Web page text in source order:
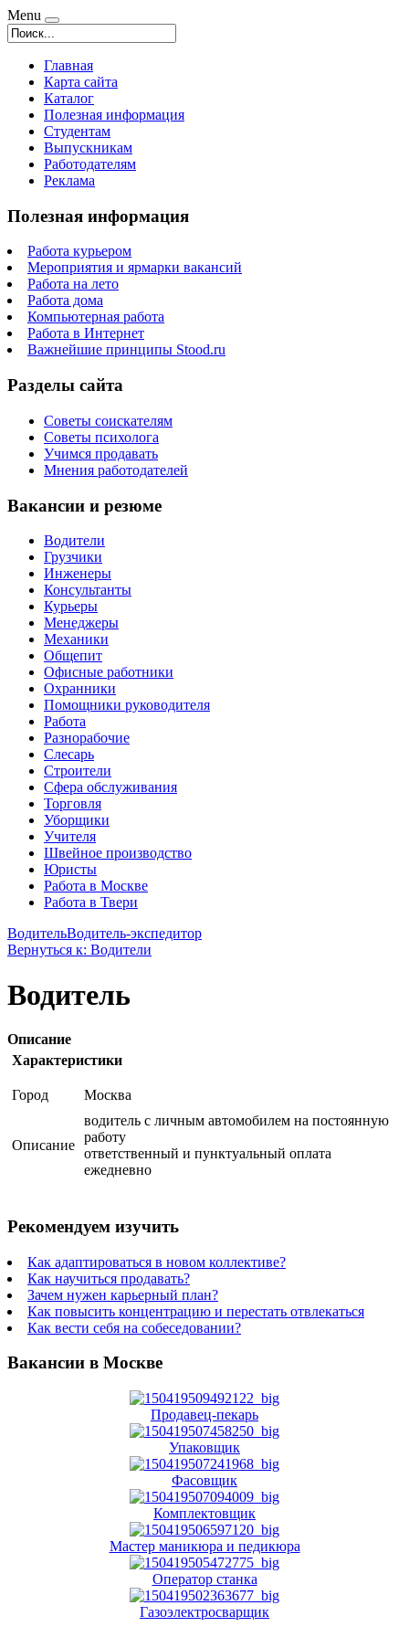
Menu
Главная
Карта сайта
Каталог
Полезная информация
Студентам
Выпускникам
Работодателям
Реклама
Полезная информация
Работа курьером
Мероприятия и ярмарки вакансий
Работа на лето
Работа дома
Компьютерная работа
Работа в Интернет
Важнейшие принципы Stood.ru
Разделы сайта
Советы соискателям
Советы психолога
Учимся продавать
Мнения работодателей
Вакансии и резюме
Водители
Грузчики
Инженеры
Консультанты
Курьеры
Менеджеры
Механики
Общепит
Офисные работники
Охранники
Помощники руководителя
Работа
Разнорабочие
Слесарь
Строители
Сфера обслуживания
Торговля
Уборщики
Учителя
Швейное производство
Юристы
Работа в Москве
Работа в Твери
ВодительВодитель-экспедитор
Вернуться к: Водители
Водитель
Описание
Характеристики
Город Москва
Описание
водитель с личным автомобилем на постоянную
работу
ответственный и пунктуальный оплата
ежедневно
Рекомендуем изучить
Как адаптироваться в новом коллективе?
Как научиться продавать?
Зачем нужен карьерный план?
Как повысить концентрацию и перестать отвлекаться
Как вести себя на собеседовании?
Вакансии в Москве
Продавец-пекарь
Упаковщик
Фасовщик
Комплектовщик
Мастер маникюра и педикюра
Оператор станка
Газоэлектросварщик